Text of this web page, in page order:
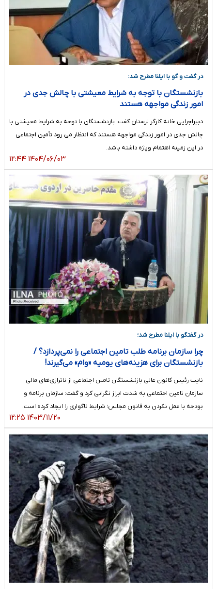
در گفت و گو با ایلنا مطرح شد:
بازنشستگان با توجه به شرایط معیشتی با چالش جدی در
امور زندگی مواجهه هستند
دبیراجرایی خانه کارگر لرستان گفت: بازنشستگان با توجه به شرایط معیشتی با
چالش جدی در امور زندگی مواجهه هستند که انتظار می رود تأمین اجتماعی
در این زمینه اهتمام ویژه داشته باشد.
۱۴۰۴/۰۶/۰۳ ۱۲:۴۴
در گفتگو با ایلنا مطرح شد؛
چرا سازمان برنامه طلب تامین اجتماعی را نمی‌پردازد؟ /
بازنشستگان برای هزینه‌های یومیه «وام» می‌گیرند!
نایب رئیس کانون عالی بازنشستگان تامین اجتماعی از ناترازی‌های مالی
سازمان تامین اجتماعی به شدت ابراز نگرانی کرد و گفت: سازمان برنامه و
بودجه با عمل نکردن به قانون مجلس؛ شرایط ناگواری را ایجاد کرده است.
۱۴۰۳/۱۱/۲۰ ۱۲:۲۵